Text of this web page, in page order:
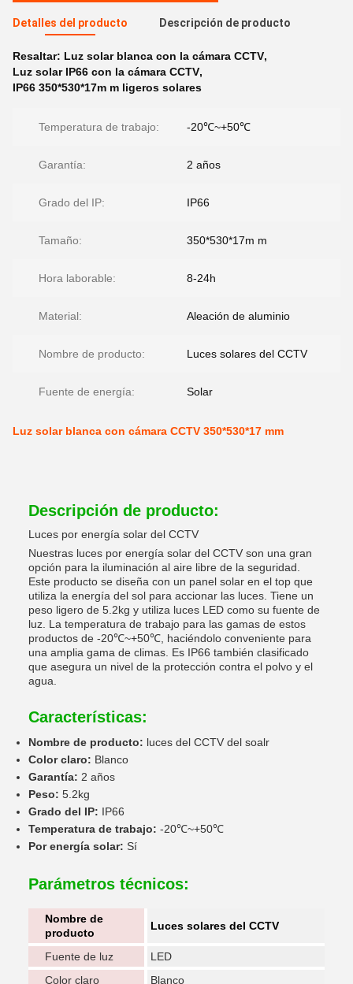
Detalles del producto Descripción de producto
Resaltar: Luz solar blanca con la cámara CCTV,
Luz solar IP66 con la cámara CCTV,
IP66 350*530*17m m ligeros solares
Temperatura de trabajo: -20℃~+50℃
Garantía: 2 años
Grado del IP: IP66
Tamaño: 350*530*17m m
Hora laborable: 8-24h
Material: Aleación de aluminio
Nombre de producto: Luces solares del CCTV
Fuente de energía: Solar
Luz solar blanca con cámara CCTV 350*530*17 mm
Descripción de producto:
Luces por energía solar del CCTV
Nuestras luces por energía solar del CCTV son una gran
opción para la iluminación al aire libre de la seguridad.
Este producto se diseña con un panel solar en el top que
utiliza la energía del sol para accionar las luces. Tiene un
peso ligero de 5.2kg y utiliza luces LED como su fuente de
luz. La temperatura de trabajo para las gamas de estos
productos de -20℃~+50℃, haciéndolo conveniente para
una amplia gama de climas. Es IP66 también clasificado
que asegura un nivel de la protección contra el polvo y el
agua.
Características:
Nombre de producto: luces del CCTV del soalr
Color claro: Blanco
Garantía: 2 años
Peso: 5.2kg
Grado del IP: IP66
Temperatura de trabajo: -20℃~+50℃
Por energía solar: Sí
Parámetros técnicos:
Nombre de
producto
Luces solares del CCTV
Fuente de luz
LED
Color claro
Blanco